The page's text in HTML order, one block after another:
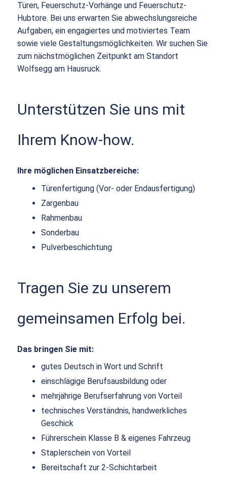
Türen, Feuerschutz-Vorhänge und Feuerschutz-
Hubtore. Bei uns erwarten Sie abwechslungsreiche
Aufgaben, ein engagiertes und motiviertes Team
sowie viele Gestaltungsmöglichkeiten. Wir suchen Sie
zum nächstmöglichen Zeitpunkt am Standort
Wolfsegg am Hausruck.
Unterstützen Sie uns mit
Ihrem Know-how.
Ihre möglichen Einsatzbereiche:
Türenfertigung (Vor- oder Endausfertigung)
Zargenbau
Rahmenbau
Sonderbau
Pulverbeschichtung
Tragen Sie zu unserem
gemeinsamen Erfolg bei.
Das bringen Sie mit:
gutes Deutsch in Wort und Schrift
einschlägige Berufsausbildung oder
mehrjährige Berufserfahrung von Vorteil
technisches Verständnis, handwerkliches
Geschick
Führerschein Klasse B & eigenes Fahrzeug
Staplerschein von Vorteil
Bereitschaft zur 2-Schichtarbeit